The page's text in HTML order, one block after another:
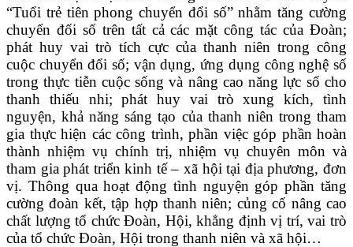
NGHIÊN CỨU KHOA HỌC
VĂN BẢN
THƯ VIỆN
“Tuổi trẻ tiên phong chuyển đổi số” nhằm tăng cường
chuyển đối số trên tất cả các mặt công tác của Đoàn;
phát huy vai trò tích cực của thanh niên trong công
cuộc chuyển đổi số; vận dụng, ứng dụng công nghệ số
trong thực tiễn cuộc sống và nâng cao năng lực số cho
thanh thiếu nhi; phát huy vai trò xung kích, tình
nguyện, khả năng sáng tạo của thanh niên trong tham
gia thực hiện các công trình, phần việc góp phần hoàn
thành nhiệm vụ chính trị, nhiệm vụ chuyên môn và
tham gia phát triển kinh tế – xã hội tại địa phương, đơn
vị. Thông qua hoạt động tình nguyện góp phần tăng
cường đoàn kết, tập hợp thanh niên; củng cố nâng cao
chất lượng tổ chức Đoàn, Hội, khẳng định vị trí, vai trò
của tổ chức Đoàn, Hội trong thanh niên và xã hội…